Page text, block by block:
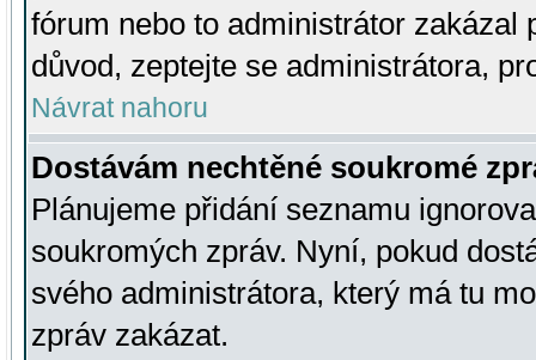
fórum nebo to administrátor zakázal
důvod, zeptejte se administrátora,
Návrat nahoru
Dostávám nechtěné soukromé
Plánujeme přidání seznamu
soukromých zpráv. Nyní, pokud
svého administrátora, který má tu
zpráv zakázat.